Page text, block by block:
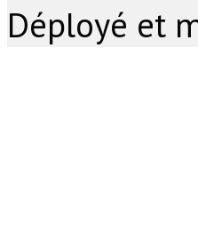
Déployé et